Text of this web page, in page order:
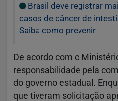
Brasil deve registrar
casos de câncer de
Saiba como prevenir
De acordo com o
responsabilidade pela
do governo estadual.
que tiveram solicitação